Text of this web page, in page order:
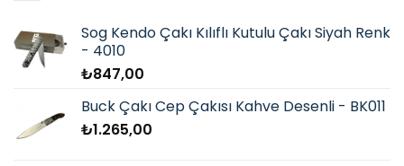
Sog Kendo Çakı Kılıflı Kutulu Çakı Siyah Renk
- 4010
₺847,00
Buck Çakı Cep Çakısı Kahve Desenli - BK011
₺1.265,00